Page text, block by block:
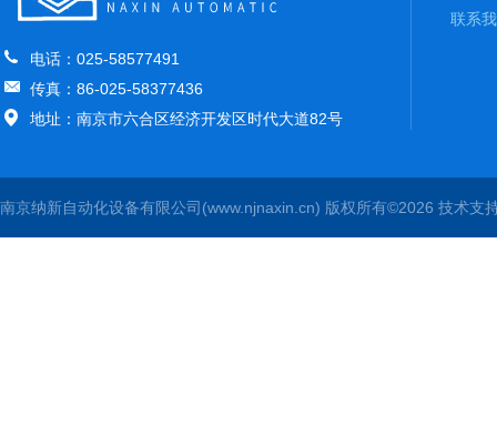
电话：025-58577491
传真：86-025-58377436
地址：南京市六合区经济开发区时代大道82号
联系
南京纳新自动化设备有限公司(www.njnaxin.cn) 版权所有©2026 技术支